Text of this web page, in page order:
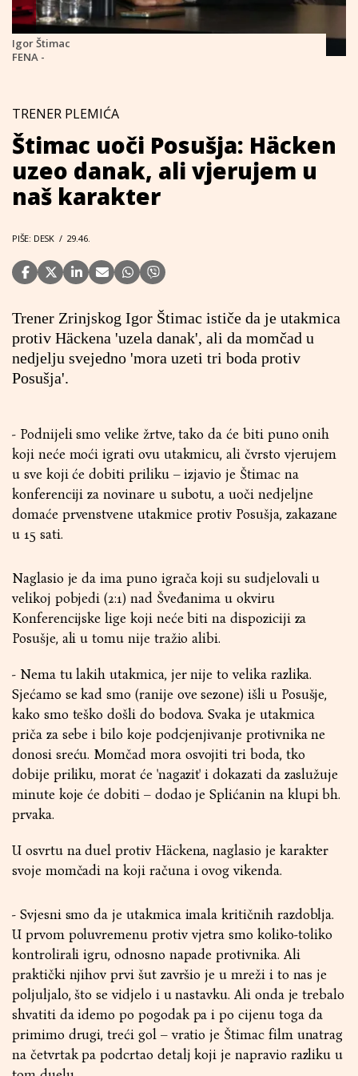
Igor Štimac
FENA -
TRENER PLEMIĆA
Štimac uoči Posušja: Häcken
uzeo danak, ali vjerujem u
naš karakter
PIŠE: DESK / 29.46.
Trener Zrinjskog Igor Štimac ističe da je utakmica
protiv Häckena 'uzela danak', ali da momčad u
nedjelju svejedno 'mora uzeti tri boda protiv
Posušja'.
- Podnijeli smo velike žrtve, tako da će biti puno onih
koji neće moći igrati ovu utakmicu, ali čvrsto vjerujem
u sve koji će dobiti priliku – izjavio je Štimac na
konferenciji za novinare u subotu, a uoči nedjeljne
domaće prvenstvene utakmice protiv Posušja, zakazane
u 15 sati.
Naglasio je da ima puno igrača koji su sudjelovali u
velikoj pobjedi (2:1) nad Šveđanima u okviru
Konferencijske lige koji neće biti na dispoziciji za
Posušje, ali u tomu nije tražio alibi.
- Nema tu lakih utakmica, jer nije to velika razlika.
Sjećamo se kad smo (ranije ove sezone) išli u Posušje,
kako smo teško došli do bodova. Svaka je utakmica
priča za sebe i bilo koje podcjenjivanje protivnika ne
donosi sreću. Momčad mora osvojiti tri boda, tko
dobije priliku, morat će 'nagazit' i dokazati da zaslužuje
minute koje će dobiti – dodao je Splićanin na klupi bh.
prvaka.
U osvrtu na duel protiv Häckena, naglasio je karakter
svoje momčadi na koji računa i ovog vikenda.
- Svjesni smo da je utakmica imala kritičnih razdoblja.
U prvom poluvremenu protiv vjetra smo koliko-toliko
kontrolirali igru, odnosno napade protivnika. Ali
praktički njihov prvi šut završio je u mreži i to nas je
poljuljalo, što se vidjelo i u nastavku. Ali onda je trebalo
shvatiti da idemo po pogodak pa i po cijenu toga da
primimo drugi, treći gol – vratio je Štimac film unatrag
na četvrtak pa podcrtao detalj koji je napravio razliku u